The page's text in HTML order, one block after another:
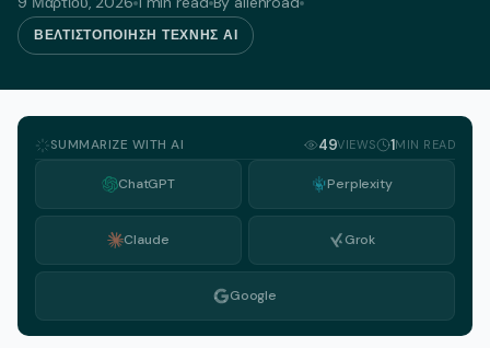
ΒΕΛΤΙΣΤΟΠΟΙΗΣΗ ΤΕΧΝΗΣ ΑΙ
SUMMARIZE WITH AI 49VIEWS 1MIN READ
ChatGPT Perplexity
Claude Grok
Google